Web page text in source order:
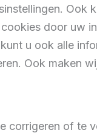
Ook
door uw
u ook alle
Ook maken
corrigeren of te